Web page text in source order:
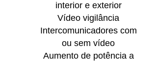
interior e exterior
Vídeo vigilância
Intercomunicadores com
ou sem vídeo
Aumento de potência a